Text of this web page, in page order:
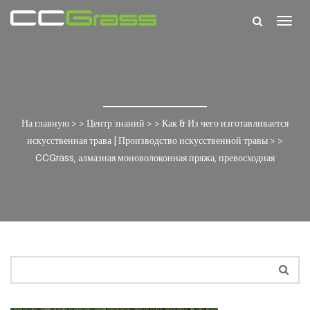
На главную > > Центр знаний > > Как & Из чего изготавливается
искусственная трава | Производство искусственной травы > >
CCGrass, алмазная моноволоконная пряжа, превосходная